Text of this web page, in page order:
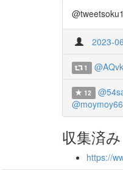
2023-
1
12
@moymoy66
収集済
https://